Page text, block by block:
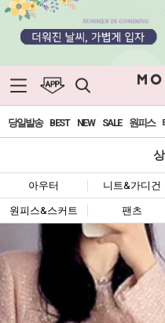
당일발송 BEST NEW SALE 원피스
아우터 니트&가디건
원피스&스커트 팬츠